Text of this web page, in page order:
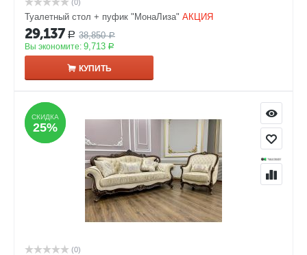
(0)
Туалетный стол + пуфик "МонаЛиза" АКЦИЯ
29,137 Р 38,850 Р
Вы экономите: 9,713 Р
КУПИТЬ
СКИДКА
25%
СКИДКА
25%
(0)